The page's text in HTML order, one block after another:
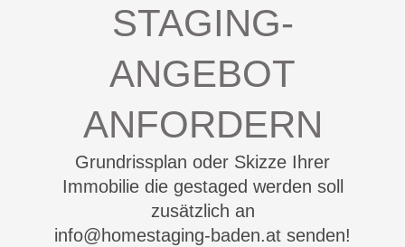
STAGING-
ANGEBOT
ANFORDERN
Grundrissplan oder Skizze Ihrer
Immobilie die gestaged werden soll
zusätzlich an
info@homestaging-baden.at senden!